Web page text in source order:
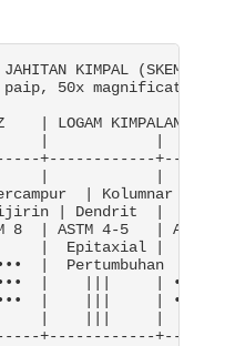
JAHITAN KIMPAL
paip, 50x magnification
| LOGAM KIMPALAN |
|            |
+------------
|            |
| Kolumnar   |
| Dendrit  |
8  | ASTM 4-5   | ASTM
|  Epitaxial |
|  Pertumbuhan    |
|    |||     |
|    |||     |
|    |||     |
+------------